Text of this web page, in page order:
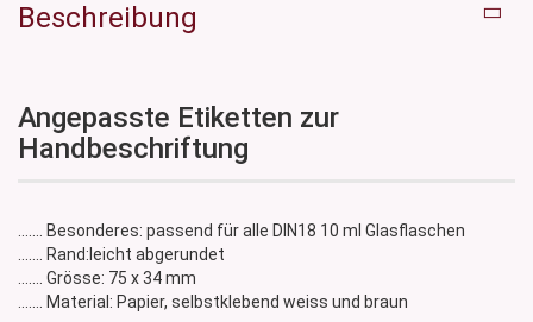
Beschreibung
Angepasste Etiketten zur
Handbeschriftung
....... Besonderes: passend für alle DIN18 10 ml Glasflaschen
....... Rand:leicht abgerundet
....... Grösse: 75 x 34 mm
....... Material: Papier, selbstklebend weiss und braun